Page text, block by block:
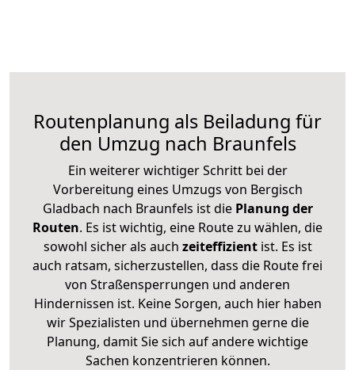
Routenplanung als Beiladung für
den Umzug nach Braunfels
Ein weiterer wichtiger Schritt bei der
Vorbereitung eines Umzugs von Bergisch
Gladbach nach Braunfels ist diePlanung der
Routen. Es ist wichtig, eine Route zu wählen, die
sowohl sicher als auch zeiteffizientist. Es ist
auch ratsam, sicherzustellen, dass die Route frei
von Straßensperrungen und anderen
Hindernissen ist. Keine Sorgen, auch hier haben
wir Spezialisten und übernehmen gerne die
Planung, damit Sie sich auf andere wichtige
Sachen konzentrieren können.